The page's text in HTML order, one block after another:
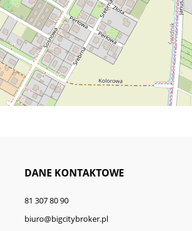
DANE KONTAKTOWE
81 307 80 90
biuro@bigcitybroker.pl